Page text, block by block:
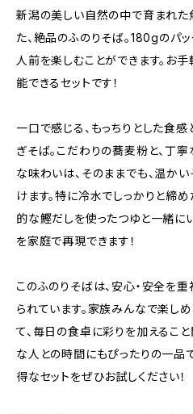
新潟の美しい自然の中で育まれ
た、絶品のふのりそば。180gのパ
人前を楽しむことができます。お
能できるセットです！
一口で感じる、もっちりとした食
ぎそば。こだわりの蕎麦粉と、丁
な味わいは、そのままでも、温か
けます。特に冷水でしっかりと締
的な鰹だしを使ったつゆと一緒に
を家庭で再現できます！
このふのりそばは、安心・安全を
られています。家族みんなで楽し
て、毎日の食卓に彩りを加えるこ
な人との時間にもぴったりの一品
得なセットをぜひお試しください！